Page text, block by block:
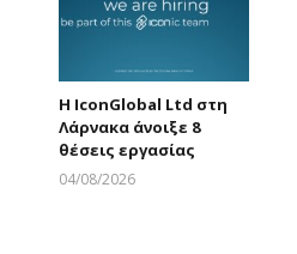
Η IconGlobal Ltd στη
Λάρνακα άνοιξε 8
θέσεις εργασίας
04/08/2026